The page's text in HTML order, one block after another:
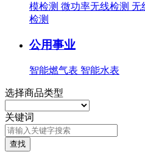
模检测 微功率无线检测 无
检测
公用事业
智能燃气表 智能水表
选择商品类型
关键词
查找